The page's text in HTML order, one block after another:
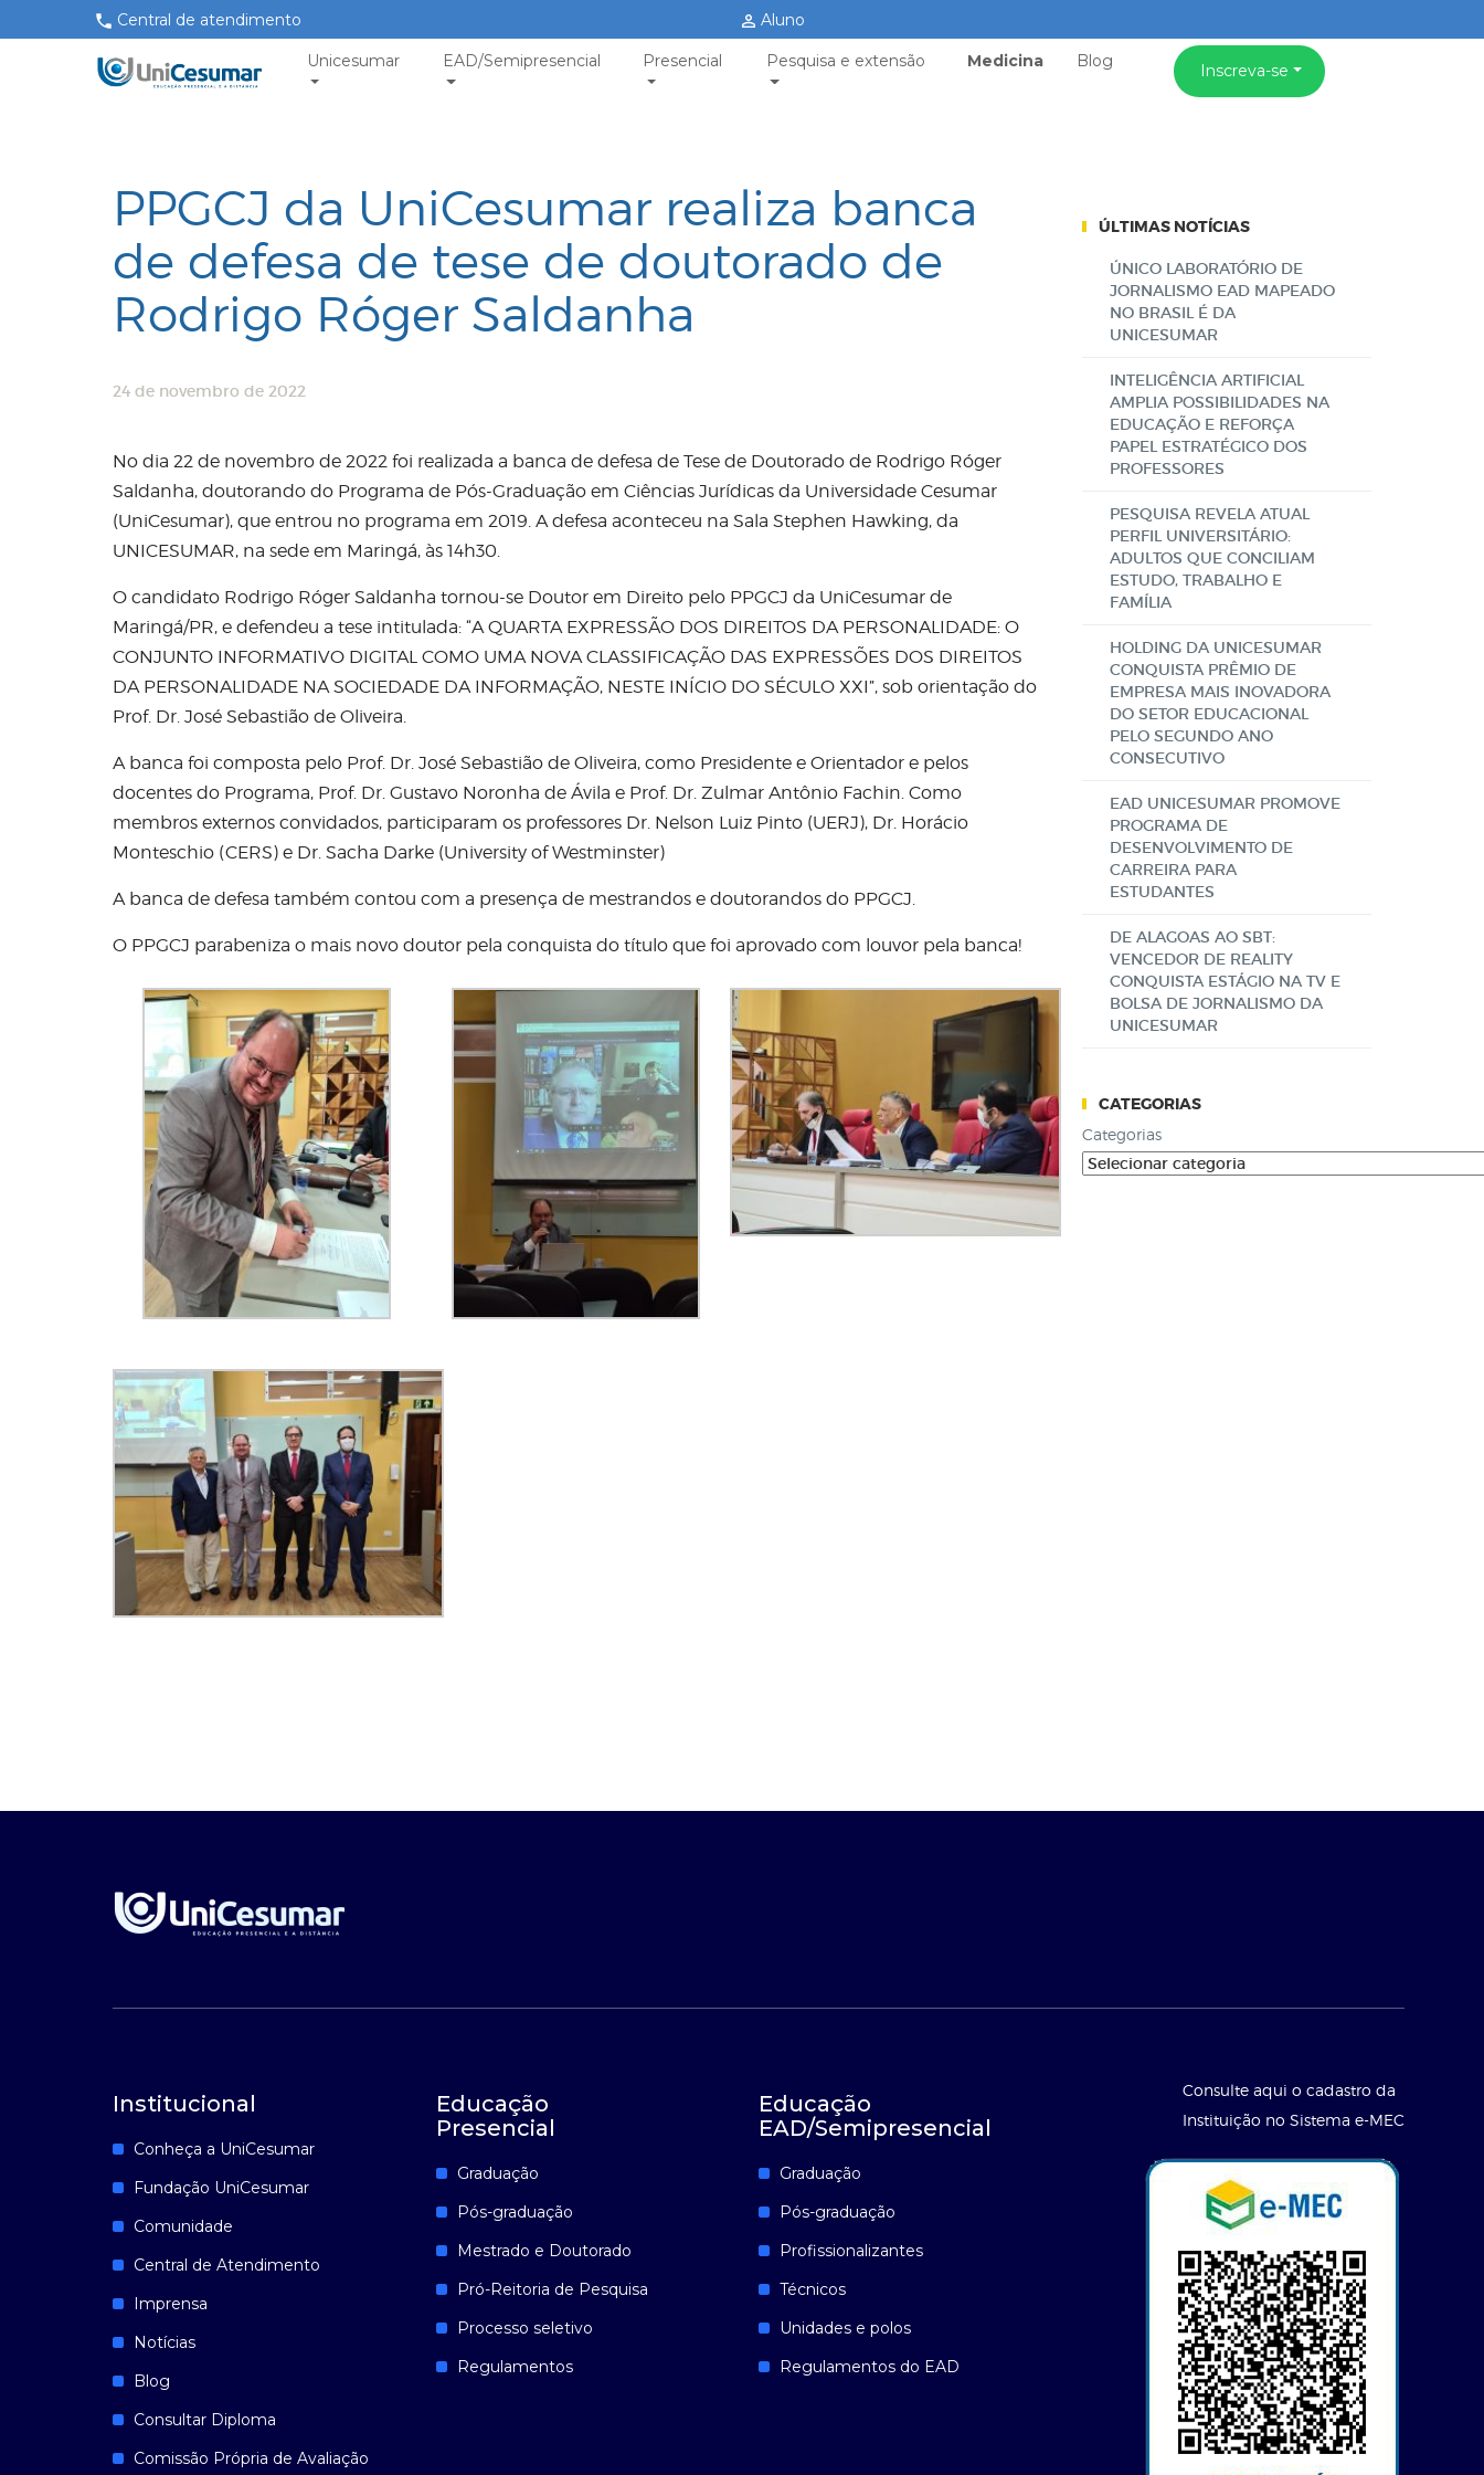
Central de atendimento Aluno
Unicesumar EAD/Semipresencial Presencial Pesquisa e extensão Medicina Blog Inscreva-se
PPGCJ da UniCesumar realiza banca
de defesa de tese de doutorado de
Rodrigo Róger Saldanha
24 de novembro de 2022
No dia 22 de novembro de 2022 foi realizada a banca de defesa de Tese de Doutorado de Rodrigo Róger
Saldanha, doutorando do Programa de Pós-Graduação em Ciências Jurídicas da Universidade Cesumar
(UniCesumar), que entrou no programa em 2019. A defesa aconteceu na Sala Stephen Hawking, da
UNICESUMAR, na sede em Maringá, às 14h30.
O candidato Rodrigo Róger Saldanha tornou-se Doutor em Direito pelo PPGCJ da UniCesumar de
Maringá/PR, e defendeu a tese intitulada: “A QUARTA EXPRESSÃO DOS DIREITOS DA PERSONALIDADE: O
CONJUNTO INFORMATIVO DIGITAL COMO UMA NOVA CLASSIFICAÇÃO DAS EXPRESSÕES DOS DIREITOS
DA PERSONALIDADE NA SOCIEDADE DA INFORMAÇÃO, NESTE INÍCIO DO SÉCULO XXI”, sob orientação do
Prof. Dr. José Sebastião de Oliveira.
A banca foi composta pelo Prof. Dr. José Sebastião de Oliveira, como Presidente e Orientador e pelos
docentes do Programa, Prof. Dr. Gustavo Noronha de Ávila e Prof. Dr. Zulmar Antônio Fachin. Como
membros externos convidados, participaram os professores Dr. Nelson Luiz Pinto (UERJ), Dr. Horácio
Monteschio (CERS) e Dr. Sacha Darke (University of Westminster)
A banca de defesa também contou com a presença de mestrandos e doutorandos do PPGCJ.
O PPGCJ parabeniza o mais novo doutor pela conquista do título que foi aprovado com louvor pela banca!
ÚLTIMAS NOTÍCIAS
ÚNICO LABORATÓRIO DE
JORNALISMO EAD MAPEADO
NO BRASIL É DA
UNICESUMAR
INTELIGÊNCIA ARTIFICIAL
AMPLIA POSSIBILIDADES NA
EDUCAÇÃO E REFORÇA
PAPEL ESTRATÉGICO DOS
PROFESSORES
PESQUISA REVELA ATUAL
PERFIL UNIVERSITÁRIO:
ADULTOS QUE CONCILIAM
ESTUDO, TRABALHO E
FAMÍLIA
HOLDING DA UNICESUMAR
CONQUISTA PRÊMIO DE
EMPRESA MAIS INOVADORA
DO SETOR EDUCACIONAL
PELO SEGUNDO ANO
CONSECUTIVO
EAD UNICESUMAR PROMOVE
PROGRAMA DE
DESENVOLVIMENTO DE
CARREIRA PARA
ESTUDANTES
DE ALAGOAS AO SBT:
VENCEDOR DE REALITY
CONQUISTA ESTÁGIO NA TV E
BOLSA DE JORNALISMO DA
UNICESUMAR
CATEGORIAS
Categorias
Institucional
Conheça a UniCesumar
Fundação UniCesumar
Comunidade
Central de Atendimento
Imprensa
Notícias
Blog
Consultar Diploma
Comissão Própria de Avaliação
Educação
Presencial
Graduação
Pós-graduação
Mestrado e Doutorado
Pró-Reitoria de Pesquisa
Processo seletivo
Regulamentos
Educação
EAD/Semipresencial
Graduação
Pós-graduação
Profissionalizantes
Técnicos
Unidades e polos
Regulamentos do EAD
Consulte aqui o cadastro da
Instituição no Sistema e-MEC